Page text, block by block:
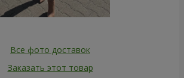
Все фото доставок
Заказать этот товар